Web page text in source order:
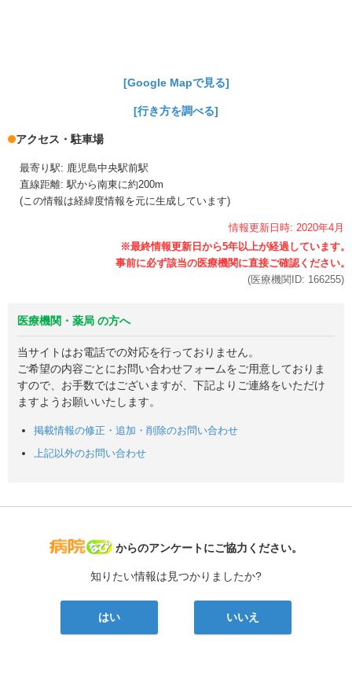
[Google Mapで見る]
[行き方を調べる]
アクセス・駐車場
最寄り駅: 鹿児島中央駅前駅
直線距離: 駅から南東に約200m
(この情報は経緯度情報を元に生成しています)
情報更新日時: 2020年4月
(医療機関ID: 166255)
医療機関・薬局 の方へ
当サイトはお電話での対応を行っておりません。
ご希望の内容ごとにお問い合わせフォームをご用意しておりま
すので、お手数ではございますが、下記よりご連絡をいただけ
ますようお願いいたします。
掲載情報の修正・追加・削除のお問い合わせ
上記以外のお問い合わせ
病院なび
からのアンケートにご協力ください。
知りたい情報は見つかりましたか?
はい いいえ